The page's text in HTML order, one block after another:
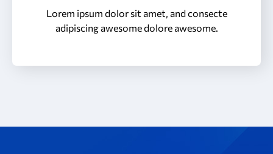
Lorem ipsum dolor sit amet, and consecte
adipiscing awesome dolore awesome.